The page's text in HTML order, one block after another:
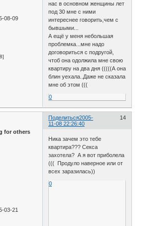
08-09
нас в основном женщины лет
под 30 мне с ними
интереснее говорить,чем с
бывшыми...
А ещё у меня небольшая
проблемка...мне надо
договориться с подругой,
чтоб она одолжила мне свою
квартиру на два дня (((((А она
блин уехала..Даже не сказала
мне об этом (((
0
Поделиться 14
2005-
11-08 22:26:40
for others
03-21
Ника зачем это тебе
квартира??? Секса
захотела? А я вот приболела
((( Продуло наверное или от
всех заразилась))
0